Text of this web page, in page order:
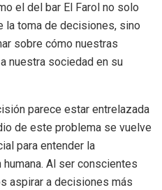
el del bar El Farol no solo
la toma de decisiones, sino
sobre cómo nuestras
nuestra sociedad en su
parece estar entrelazada
de este problema se vuelve
para entender la
Al ser conscientes
aspirar a decisiones más